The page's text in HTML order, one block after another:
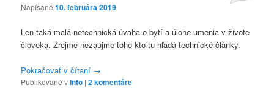
Napísané10. februára 2019
Len taká malá netechnická úvaha o bytí a úlohe umenia v živote
človeka. Zrejme nezaujme toho kto tu hľadá technické články.
Pokračovať v čítaní →
Publikované vInfo |2komentáre